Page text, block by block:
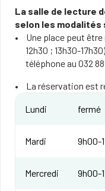
La salle de lecture
selon les modalités
Une place peut
12h30 ; 13h30-
téléphone au 032
La réservation est
Lundi fermé
Mardi 9h00-
Mercredi 9h00-